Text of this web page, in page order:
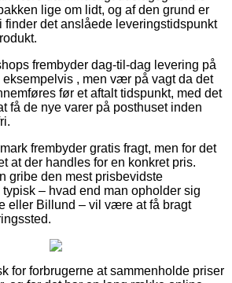
lige om lidt, og af den grund er
finder det anslåede leveringstidspunkt
frembyder dag-til-dag levering på
eksempelvis , men vær på vagt da det
før et aftalt tidspunkt, med det
få de nye varer på posthuset inden
frembyder gratis fragt, men for det
at der handles for en konkret pris.
gribe den mest prisbevidste
typisk – hvad end man opholder sig
eller Billund – vil være at få bragt
for forbrugerne at sammenholde priser